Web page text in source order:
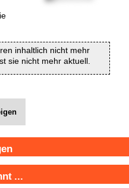
inhaltlich nicht mehr
sie nicht mehr aktuell.
...